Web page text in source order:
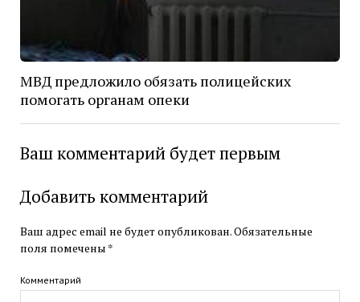
МВД предложило обязать полицейских
помогать органам опеки
Ваш комментарий будет первым
Добавить комментарий
Ваш адрес email не будет опубликован.Обязательные
поля помечены *
Комментарий